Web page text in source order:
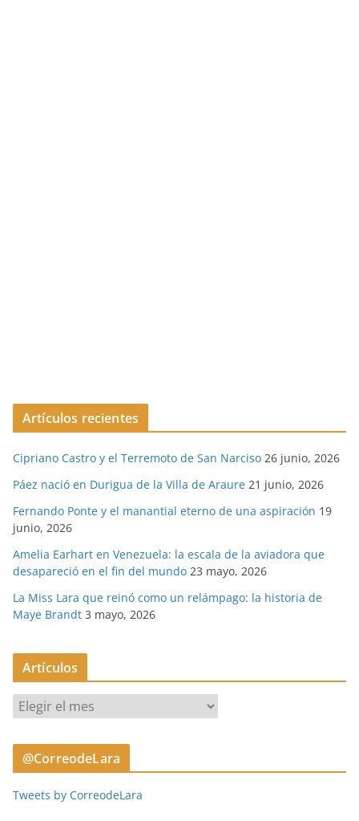
Artículos recientes
Cipriano Castro y el Terremoto de San Narciso 26 junio, 2026
Páez nació en Durigua de la Villa de Araure 21 junio, 2026
Fernando Ponte y el manantial eterno de una aspiración 19
junio, 2026
Amelia Earhart en Venezuela: la escala de la aviadora que
desapareció en el fin del mundo 23 mayo, 2026
La Miss Lara que reinó como un relámpago: la historia de
Maye Brandt 3 mayo, 2026
Artículos
t
u
@CorreodeLara
Tweets by CorreodeLara